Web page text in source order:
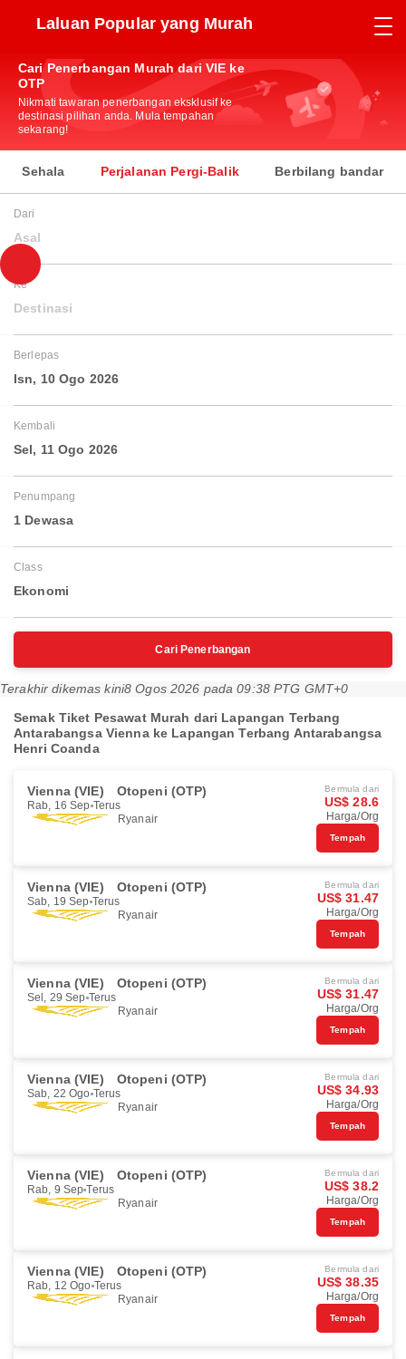
Laluan Popular yang Murah
Cari Penerbangan Murah dari VIE ke
OTP
Nikmati tawaran penerbangan eksklusif ke
destinasi pilihan anda. Mula tempahan
sekarang!
Sehala Perjalanan Pergi-Balik Berbilang bandar
Dari
Asal
Ke
Destinasi
Berlepas
Isn, 10 Ogo 2026
Kembali
Sel, 11 Ogo 2026
Penumpang
1 Dewasa
Class
Ekonomi
Cari Penerbangan
Terakhir dikemas kini8 Ogos 2026 pada 09:38 PTG GMT+0
Semak Tiket Pesawat Murah dari Lapangan Terbang
Antarabangsa Vienna ke Lapangan Terbang Antarabangsa
Henri Coanda
Vienna (VIE) Otopeni (OTP)
Rab, 16 Sep Terus
Ryanair
Bermula dari
US$ 28.6
Harga/Org
Tempah
Vienna (VIE) Otopeni (OTP)
Sab, 19 Sep Terus
Ryanair
Bermula dari
US$ 31.47
Harga/Org
Tempah
Vienna (VIE) Otopeni (OTP)
Sel, 29 Sep Terus
Ryanair
Bermula dari
US$ 31.47
Harga/Org
Tempah
Vienna (VIE) Otopeni (OTP)
Sab, 22 Ogo Terus
Ryanair
Bermula dari
US$ 34.93
Harga/Org
Tempah
Vienna (VIE) Otopeni (OTP)
Rab, 9 Sep Terus
Ryanair
Bermula dari
US$ 38.2
Harga/Org
Tempah
Vienna (VIE) Otopeni (OTP)
Rab, 12 Ogo Terus
Ryanair
Bermula dari
US$ 38.35
Harga/Org
Tempah